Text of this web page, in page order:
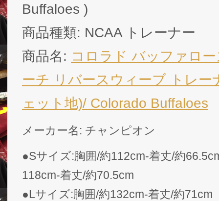
Buffaloes )
商品種類: NCAA トレーナー
商品名: コロラド バッファロ
ーチ リバースウィーブ トレー
ェット地)/ Colorado Buffaloes
メーカー名: チャンピオン
●Sサイズ:胸囲/約112cm-着丈/約
118cm-着丈/約70.5cm
●Lサイズ:胸囲/約132cm-着丈/約71cm